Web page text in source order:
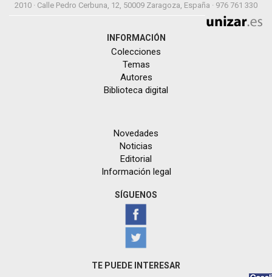
2010 · Calle Pedro Cerbuna, 12, 50009 Zaragoza, España · 976 761 330
INFORMACIÓN
Colecciones
Temas
Autores
Biblioteca digital
Novedades
Noticias
Editorial
Información legal
SÍGUENOS
TE PUEDE INTERESAR